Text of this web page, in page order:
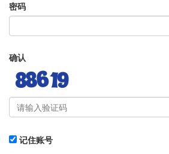
密码
确认
记住账号